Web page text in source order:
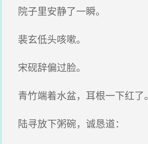
院子里安静了一瞬。
裴玄低头咳嗽。
宋砚辞偏过脸。
青竹端着水盆，耳根一下红了。
陆寻放下粥碗，诚恳道：